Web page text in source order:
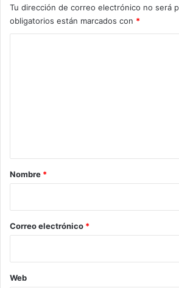
Tu dirección de correo electrónico no será
obligatorios están marcados con *
r
*
Nombre *
Correo electrónico *
Web